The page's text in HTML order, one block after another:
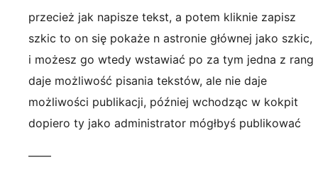
przecież jak napisze tekst, a potem kliknie zapisz
szkic to on się pokaże n astronie głównej jako szkic,
i możesz go wtedy wstawiać po za tym jedna z rang
daje możliwość pisania tekstów, ale nie daje
możliwości publikacji, później wchodząc w kokpit
dopiero ty jako administrator mógłbyś publikować
——